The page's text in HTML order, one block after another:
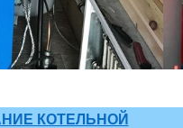
КОТЕЛЬНОЙ